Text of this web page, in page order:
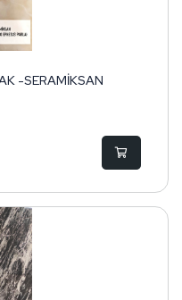
-SERAMİKSAN